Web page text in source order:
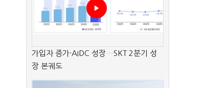
가입자 증가·AIDC 성장…SKT 2분기 성
장 본궤도